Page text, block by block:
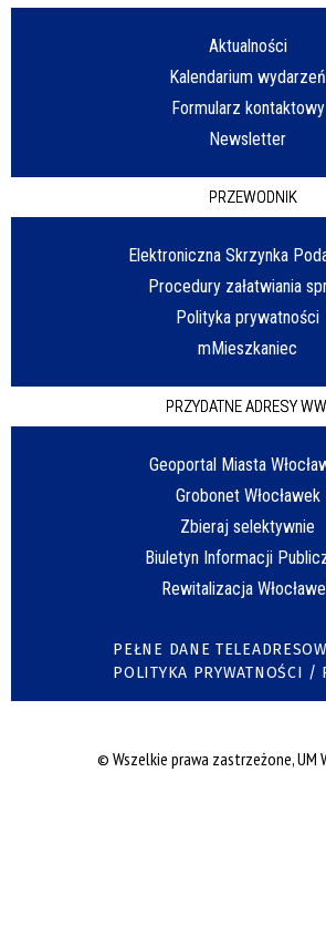
Aktualności
Kalendarium wydarzeń
Formularz kontaktowy
Newsletter
PRZEWODNIK
Elektroniczna Skrzynka
Procedury załatwiania
Polityka prywatności
mMieszkaniec
PRZYDATNE ADRESY
Geoportal Miasta
Grobonet Włocławek
Zbieraj selektywnie
Biuletyn Informacji
Rewitalizacja
PEŁNE DANE
POLITYKA PRYWATNOŚCI /
© Wszelkie prawa zastrzeżone, UM